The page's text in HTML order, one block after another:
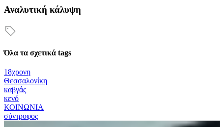
Αναλυτική κάλυψη
Όλα τα σχετικά tags
18χρονη
Θεσσαλονίκη
καβγάς
κενό
ΚΟΙΝΩΝΙΑ
σύντροφος